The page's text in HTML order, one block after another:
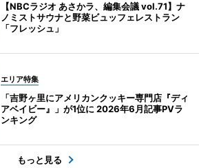
【NBCラジオ あさかラ、編集会議 vol.71】ナ
ノミストサウナと野菜ビュッフェレストラン
「フレッシュ」
エリア特集
「吉野ヶ里にアメリカンクッキー専門店『ディ
アベイビー』」が1位に 2026年6月記事PVラ
ンキング
もっと見る